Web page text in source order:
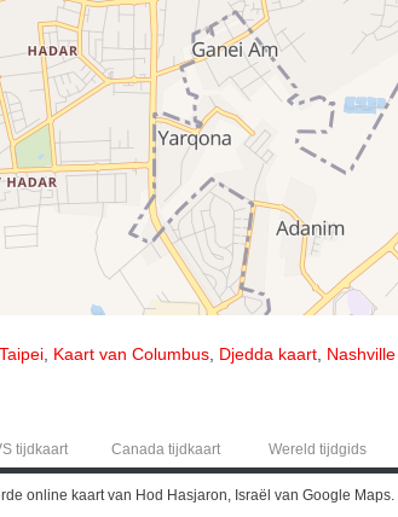
Kaart van Columbus Djedda kaart
tijdkaart Canada tijdkaart Wereld tijdgids
online kaart van Hod Hasjaron, Israël van Google Maps.